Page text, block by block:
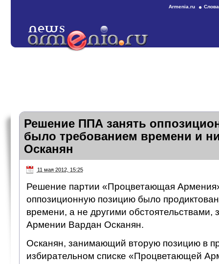
Armenia.ru
Решение ППА занять
было требованием времени и
Осканян
11 мая 2012, 15:25
Решение партии «Процветающая
оппозиционную позицию было
времени, а не другими обстоятельствами,
Армении Вардан Осканян.
Осканян, занимающий вторую позицию в
избирательном списке «Процветающей